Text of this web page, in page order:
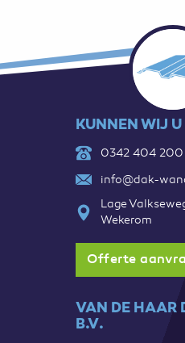
KUNNEN WIJ
0342 404 200
info@dak-
Lage
Wekerom
Offerte
VAN DE HAAR
B.V.